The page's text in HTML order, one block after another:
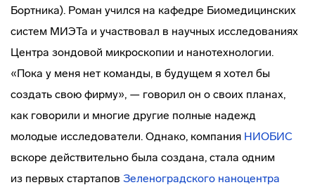
Бортника). Роман учился на кафедре Биомедицинских
систем МИЭТа и участвовал в научных исследованиях
Центра зондовой микроскопии и нанотехнологии.
«Пока у меня нет команды, в будущем я хотел бы
создать свою фирму», — говорил он о своих планах,
как говорили и многие другие полные надежд
молодые исследователи. Однако, компания НИОБИС
вскоре действительно была создана, стала одним
из первых стартапов Зеленоградского наноцентра